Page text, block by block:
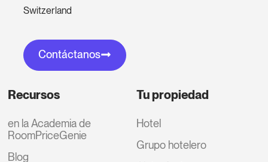
Switzerland
Contáctanos
Recursos
en la Academia de
RoomPriceGenie
Blog
Tu propiedad
Hotel
Grupo hotelero